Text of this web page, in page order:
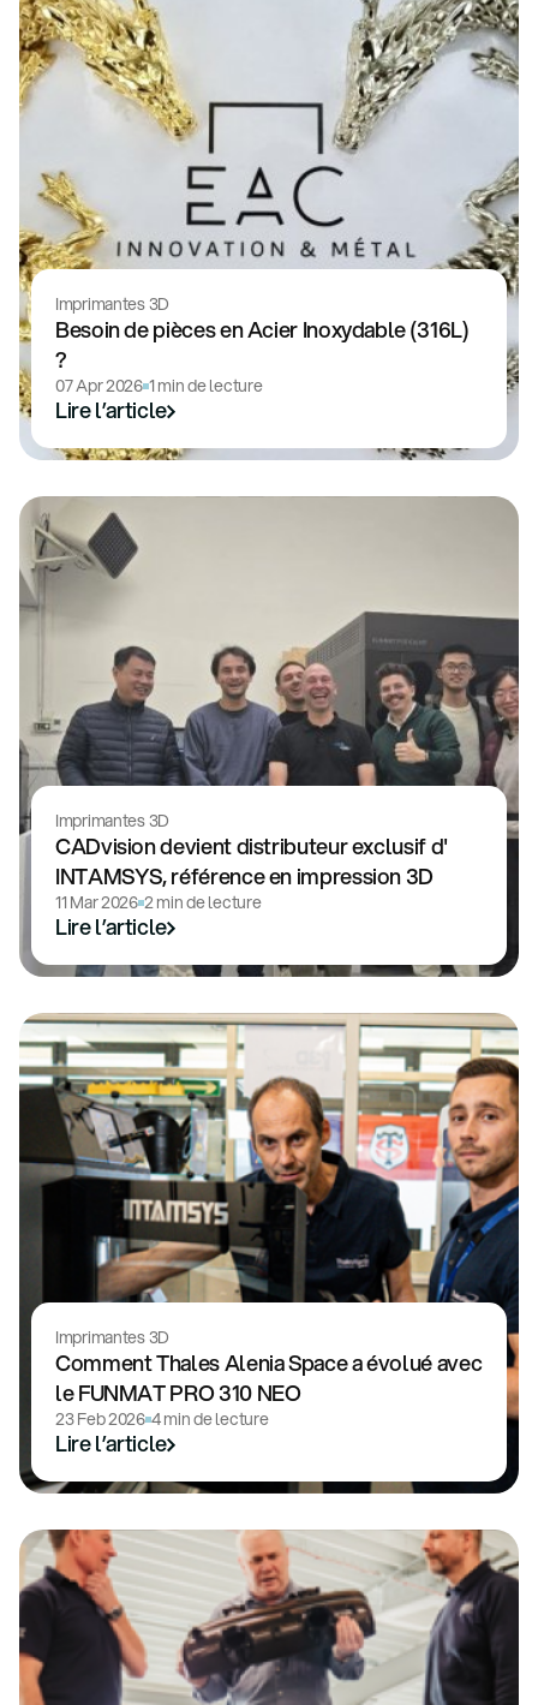
Imprimantes 3D
Besoin de pièces en Acier Inoxydable (316L)
?
07 Apr 2026 1 min de lecture
Lire l’article
Imprimantes 3D
CADvision devient distributeur exclusif d'
INTAMSYS, référence en impression 3D
11 Mar 2026 2 min de lecture
Lire l’article
Imprimantes 3D
Comment Thales Alenia Space a évolué avec
le FUNMAT PRO 310 NEO
23 Feb 2026 4 min de lecture
Lire l’article